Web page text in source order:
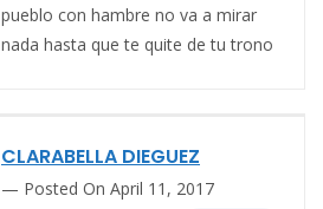
pueblo con hambre no va a mirar
nada hasta que te quite de tu trono
CLARABELLA DIEGUEZ
Posted On April 11, 2017